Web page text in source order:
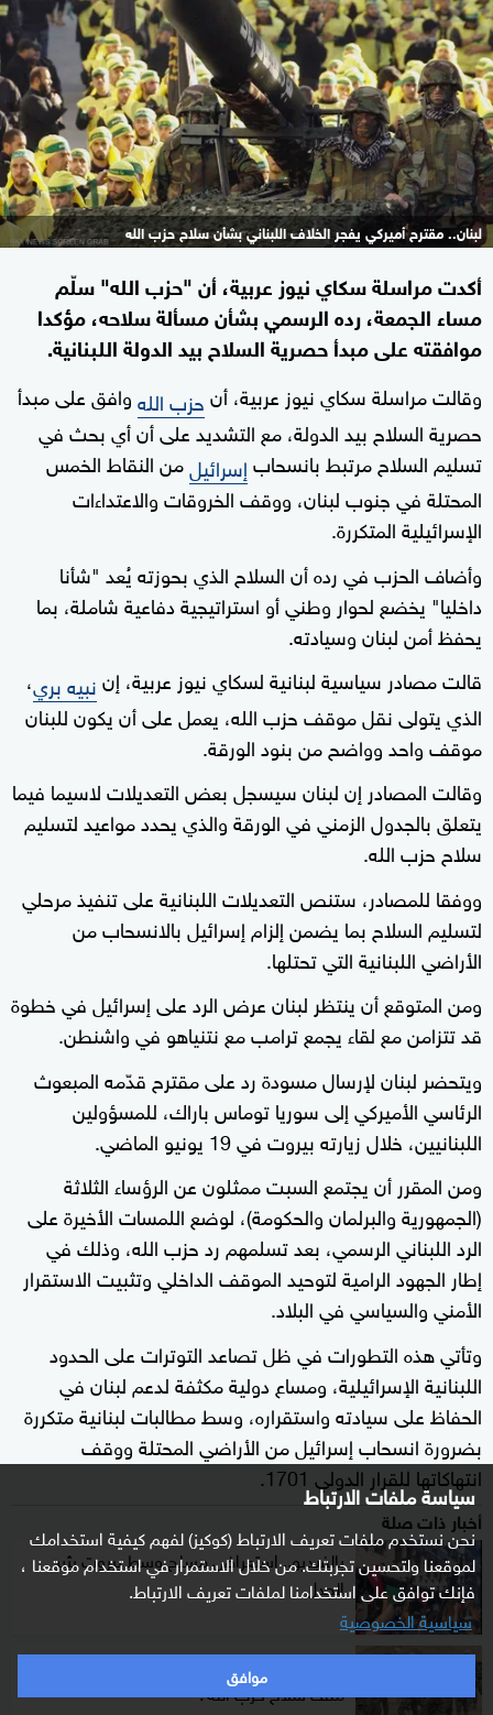
سياسة ملفات الارتباط
نحن نستخدم ملفات تعريف الارتباط (كوكيز) لفهم كيفية استخدامك
لموقعنا ولتحسين تجربتك. من خلال الاستمرار في استخدام موقعنا ،
فإنك توافق على استخدامنا لملفات تعريف الارتباط.
سياسية الخصوصية
موافق
لبنان.. مقترح أميركي يفجر الخلاف اللبناني بشأن سلاح حزب الله
أكدت مراسلة سكاي نيوز عربية، أن "حزب الله" سلّم
مساء الجمعة، رده الرسمي بشأن مسألة سلاحه، مؤكدا
موافقته على مبدأ حصرية السلاح بيد الدولة اللبنانية.
وقالت مراسلة سكاي نيوز عربية، أنحزب اللهوافق على مبدأ
حصرية السلاح بيد الدولة، مع التشديد على أن أي بحث في
تسليم السلاح مرتبط بانسحابإسرائيلمن النقاط الخمس
المحتلة في جنوب لبنان، ووقف الخروقات والاعتداءات
الإسرائيلية المتكررة.
وأضاف الحزب في رده أن السلاح الذي بحوزته يُعد "شأنا
داخليا" يخضع لحوار وطني أو استراتيجية دفاعية شاملة، بما
يحفظ أمن لبنان وسيادته.
قالت مصادر سياسية لبنانية لسكاي نيوز عربية، إننبيه بري،
الذي يتولى نقل موقف حزب الله، يعمل على أن يكون للبنان
موقف واحد وواضح من بنود الورقة.
وقالت المصادر إن لبنان سيسجل بعض التعديلات لاسيما فيما
يتعلق بالجدول الزمني في الورقة والذي يحدد مواعيد لتسليم
سلاح حزب الله.
ووفقا للمصادر، ستنص التعديلات اللبنانية على تنفيذ مرحلي
لتسليم السلاح بما يضمن إلزام إسرائيل بالانسحاب من
الأراضي اللبنانية التي تحتلها.
ومن المتوقع أن ينتظر لبنان عرض الرد على إسرائيل في خطوة
قد تتزامن مع لقاء يجمع ترامب مع نتنياهو في واشنطن.
ويتحضر لبنان لإرسال مسودة رد على مقترح قدّمه المبعوث
الرئاسي الأميركي إلى سوريا توماس باراك، للمسؤولين
اللبنانيين، خلال زيارته بيروت في 19 يونيو الماضي.
ومن المقرر أن يجتمع السبت ممثلون عن الرؤساء الثلاثة
(الجمهورية والبرلمان والحكومة)، لوضع اللمسات الأخيرة على
الرد اللبناني الرسمي، بعد تسلمهم رد حزب الله، وذلك في
إطار الجهود الرامية لتوحيد الموقف الداخلي وتثبيت الاستقرار
الأمني والسياسي في البلاد.
وتأتي هذه التطورات في ظل تصاعد التوترات على الحدود
اللبنانية الإسرائيلية، ومساع دولية مكثفة لدعم لبنان في
الحفاظ على سيادته واستقراره، وسط مطالبات لبنانية متكررة
بضرورة انسحاب إسرائيل من الأراضي المحتلة ووقف
انتهاكاتها للقرار الدولي 1701.
أخبار ذات صلة
بالفيديو.. استعراض مسلح وسط بيروت يثير
الجدل
لبنان أمام لحظة الحقيقة.. هل آن أوان حسم
ملف سلاح حزب الله؟